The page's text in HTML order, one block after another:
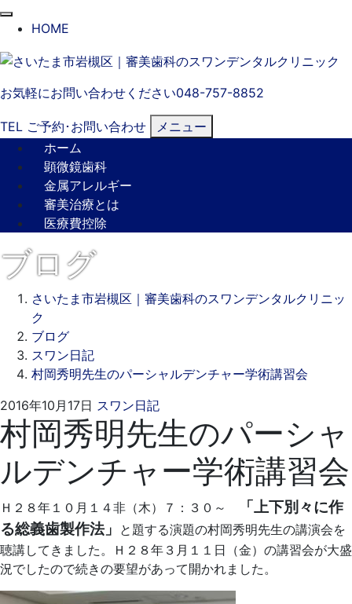
る
HOME
お気軽にお問い合わせください048-757-8852
TEL ご予約･ お問い合わせ
メニュー
ホーム
顕微鏡歯科
金属アレルギー
審美治療とは
医療費控除
ブログ
さいたま市岩槻区｜審美歯科のスワンデンタルクリニッ
ク
ブログ
スワン日記
村岡秀明先生のパーシャルデンチャー学術講習会
2016年10月17日 スワン日記
年
9
ワ
ン
ル
ク
リ
ニ
ッ
村岡秀明先生のパーシャ
ルデンチャー学術講習会
Ｈ２８年１０月１４非（木）７：３０～
「上下別々に作
る総義歯製作法」 と題する演題の村岡秀明先生の講演会を
聴講してきました。Ｈ２８年３月１１日（金）の講習会が大盛
況でしたので続きの要望があって開かれました。